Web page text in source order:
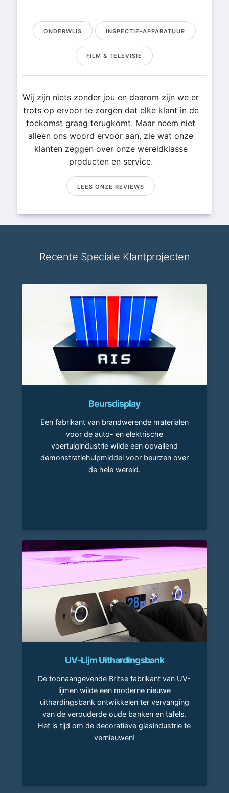
ONDERWIJS INSPECTIE-APPARATUUR
FILM & TELEVISIE
Wij zijn niets zonder jou en daarom zijn we er
trots op ervoor te zorgen dat elke klant in de
toekomst graag terugkomt. Maar neem niet
alleen ons woord ervoor aan, zie wat onze
klanten zeggen over onze wereldklasse
producten en service.
LEES ONZE REVIEWS
Recente Speciale Klantprojecten
Beursdisplay
Een fabrikant van brandwerende materialen
voor de auto- en elektrische
voertuigindustrie wilde een opvallend
demonstratiehulpmiddel voor beurzen over
de hele wereld.
UV-Lijm Uithardingsbank
De toonaangevende Britse fabrikant van UV-
lijmen wilde een moderne nieuwe
uithardingsbank ontwikkelen ter vervanging
van de verouderde oude banken en tafels.
Het is tijd om de decoratieve glasindustrie te
vernieuwen!